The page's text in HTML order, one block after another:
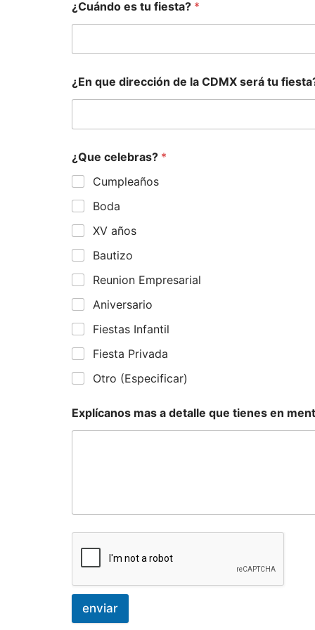
¿Cuándo es tu fiesta? *
¿En que dirección de la CDMX será tu
¿Que celebras? *
Cumpleaños
Boda
XV años
Bautizo
Reunion Empresarial
Aniversario
Fiestas Infantil
Fiesta Privada
Otro (Especificar)
Explícanos mas a detalle que tienes en
enviar